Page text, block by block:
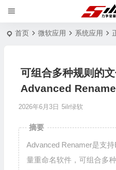
首页 微软应用 系统应用
可组合多种规则的
Advanced
2026年6月3日 5ilr绿软
摘要
Advanced Renamer是支
量重命名软件，可组合多